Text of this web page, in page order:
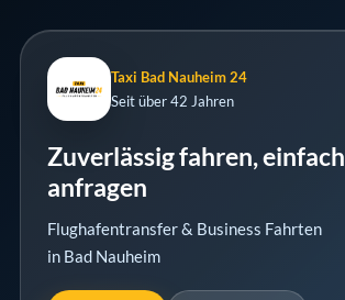
Taxi Bad Nauheim 24
Seit über 42 Jahren
Zuverlässig fahren, einfach
anfragen
Flughafentransfer & Business Fahrten
in Bad Nauheim